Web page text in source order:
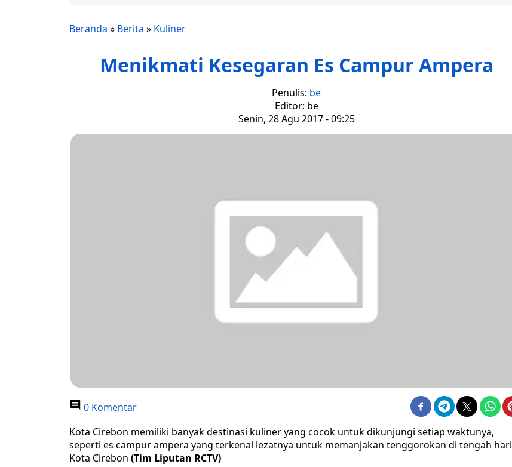
Beranda » Berita » Kuliner
Menikmati Kesegaran Es Campur Ampera
Penulis: be
Editor: be
Senin, 28 Agu 2017 - 09:25
0 Komentar
Kota Cirebon memiliki banyak destinasi kuliner yang cocok untuk dikunjungi setiap waktunya,
seperti es campur ampera yang terkenal lezatnya untuk memanjakan tenggorokan di tengah hari
Kota Cirebon (Tim Liputan RCTV)